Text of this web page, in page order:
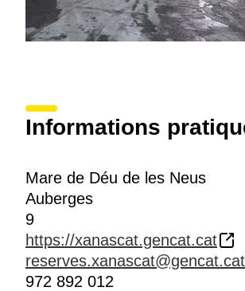
Informations
Mare de Déu de les Neus
Auberges
9
https://xanascat.gencat.cat
reserves.xanascat@gencat.cat
972 892 012